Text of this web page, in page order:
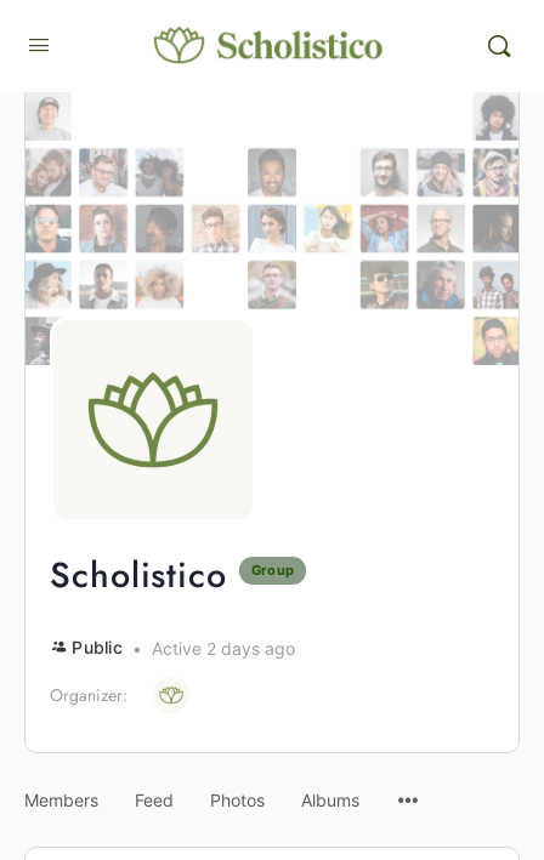
Scholistico Group
Public Active 2 days ago
Organizer:
Members Feed Photos Albums